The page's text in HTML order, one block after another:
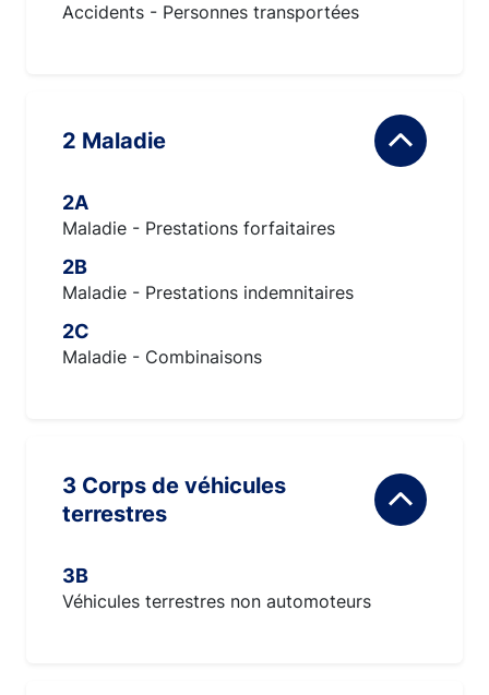
Accidents - Personnes transportées
2 Maladie
2A
Maladie - Prestations forfaitaires
2B
Maladie - Prestations indemnitaires
2C
Maladie - Combinaisons
3 Corps de véhicules
terrestres
3B
Véhicules terrestres non automoteurs